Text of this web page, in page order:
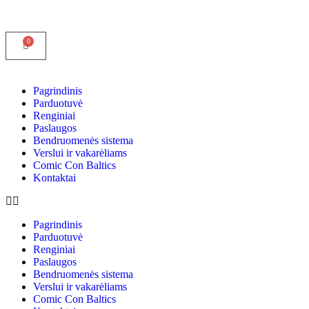
Pagrindinis
Parduotuvė
Renginiai
Paslaugos
Bendruomenės sistema
Verslui ir vakarėliams
Comic Con Baltics
Kontaktai
Pagrindinis
Parduotuvė
Renginiai
Paslaugos
Bendruomenės sistema
Verslui ir vakarėliams
Comic Con Baltics